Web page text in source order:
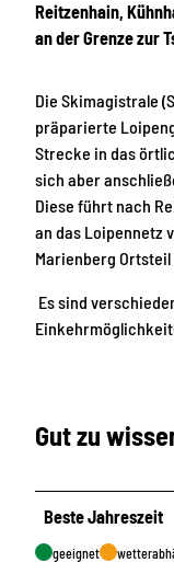
Reitzenhain,
an der Grenze zur
Die Skimagistrale
präparierte
Strecke in das
sich aber
Diese führt nach
an das Loipennetz
Marienberg Ortsteil
Es sind
Gut zu
Beste Jahreszeit
geeignet